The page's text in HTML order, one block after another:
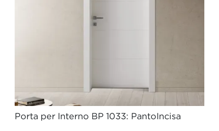
Porta per Interno BP 1033: PantoIncisa